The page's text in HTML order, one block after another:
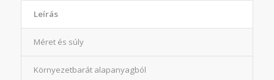
Leírás
Méret és súly
Környezetbarát alapanyagból